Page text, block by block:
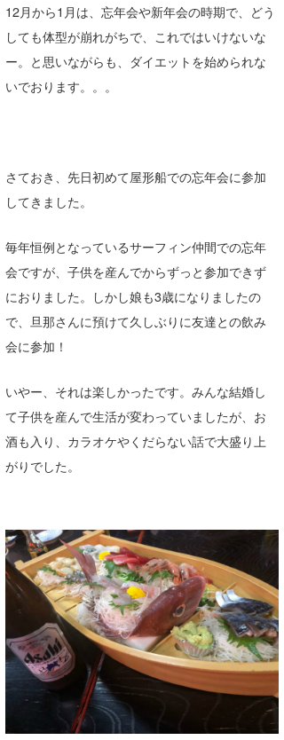
12月から1月は、忘年会や新年会の時期で、どう
しても体型が崩れがちで、これではいけないな
ー。と思いながらも、ダイエットを始められな
いでおります。。。
さておき、先日初めて屋形船での忘年会に参加
してきました。
毎年恒例となっているサーフィン仲間での忘年
会ですが、子供を産んでからずっと参加できず
におりました。しかし娘も3歳になりましたの
で、旦那さんに預けて久しぶりに友達との飲み
会に参加！
いやー、それは楽しかったです。みんな結婚し
て子供を産んで生活が変わっていましたが、お
酒も入り、カラオケやくだらない話で大盛り上
がりでした。
Naoya Kimoto
Yasunari Inoue
DELTA FORCE SURF
熊谷素子
メディア
Colors MAGAZINE
波伝説アンバサダー/プロライダー
福島寿実子
進士剛光
植村未来
NOBUFUKU
大野”MAR”修聖
波伝説スタッフ
Aichan
ECE
G◎Da
H
KOBU
KY
OYZ
S.K
Soulman
VAGY
waka☆=